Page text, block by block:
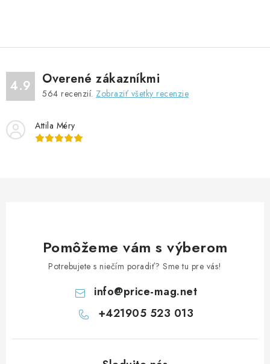
á
d
a
c
e
4.9 Overené zákazníkmi
564 recenzií. Zobraziť všetky recenzie
Attila Méry
Pomôžeme vám s výberom
Potrebujete s niečím poradiť? Sme tu pre vás!
info@price-mag.net
+421905 523 013